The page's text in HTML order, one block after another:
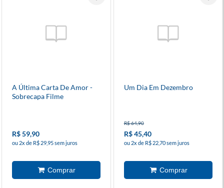
A Última Carta De Amor -
Sobrecapa Filme
R$ 59,90
ou 2x de R$ 29,95 sem juros
Um Dia Em Dezembro
R$ 64,90
R$ 45,40
ou 2x de R$ 22,70 sem juros